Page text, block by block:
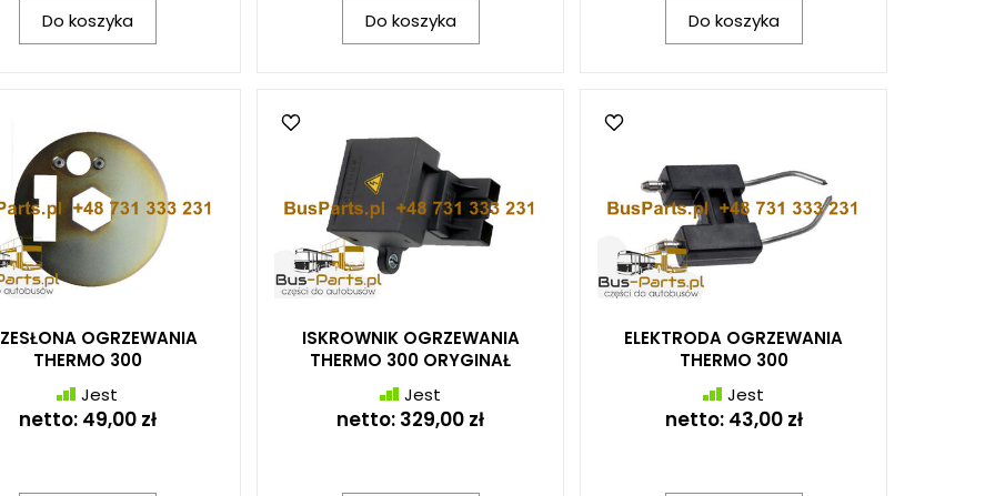
Do koszyka Do koszyka Do koszyka
OGRZEWANIA
THERMO 300
Jest
netto: 49,00 zł
ISKROWNIK OGRZEWANIA
THERMO 300 ORYGINAŁ
Jest
netto: 329,00 zł
ELEKTRODA OGRZEWANIA
THERMO 300
Jest
netto: 43,00 zł